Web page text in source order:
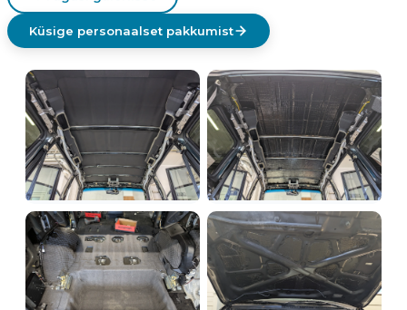
Küsige personaalset pakkumist